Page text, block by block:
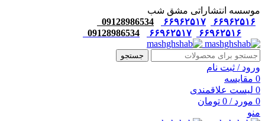
موسسه انتشاراتی مشق شب
۶۶۹۶۲۵۱۶
۶۶۹۶۲۵۱۷
09128986534
۶۶۹۶۲۵۱۶
۶۶۹۶۲۵۱۷ 09128986534
جستجو
ورود / ثبت نام
0 مقایسه
0 لیست علاقمندی
0 مورد /
0 تومان
منو